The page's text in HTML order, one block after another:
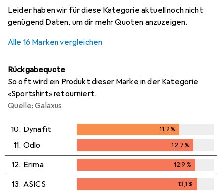
Leider haben wir für diese Kategorie aktuell noch nicht
genügend Daten, um dir mehr Quoten anzuzeigen.
Alle 16 Marken vergleichen
Rückgabequote
So oft wird ein Produkt dieser Marke in der Kategorie
«Sportshirt» retourniert.
Quelle: Galaxus
10. Dynafit 11,2%
11. Odlo 12,7%
12,7%
12. Erima 12,9 %
12,9%
13. ASICS 13,1%